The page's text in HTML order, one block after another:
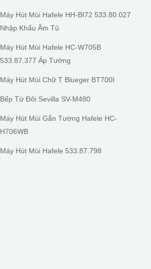
Máy Hút Mùi Hafele HH-BI72 533.80.027
Nhập Khẩu Âm Tủ
Máy Hút Mùi Hafele HC-W705B
533.87.377 Áp Tường
Máy Hút Mùi Chữ T Blueger BT700I
Bếp Từ Đôi Sevilla SV-M480
Máy Hút Mùi Gắn Tường Hafele HC-
H706WB
Máy Hút Mùi Hafele 533.87.798